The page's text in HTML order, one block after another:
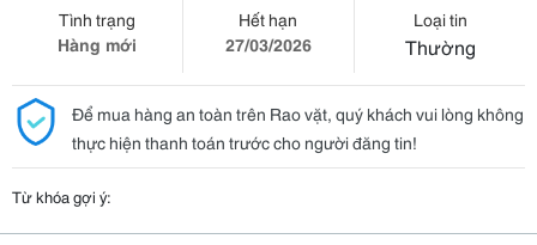
Tình trạng
Hàng mới
Hết hạn
27/03/2026
Loại tin
Thường
Để mua hàng an toàn trên Rao vặt, quý khách vui lòng không
thực hiện thanh toán trước cho người đăng tin!
Từ khóa gợi ý: